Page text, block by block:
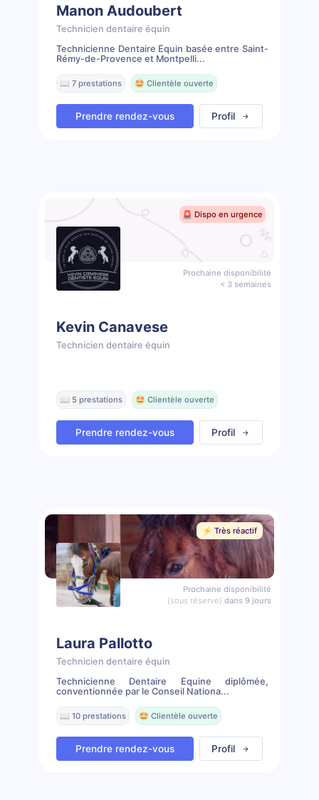
Manon Audoubert
Technicien dentaire équin
Technicienne Dentaire Équin basée entre Saint-
Rémy-de-Provence et Montpelli...
📖 7 prestations 🤩 Clientèle ouverte
Prendre rendez-vous Profil
🚨 Dispo en urgence
Prochaine disponibilité
< 3 semaines
Kevin Canavese
Technicien dentaire équin
📖 5 prestations 🤩 Clientèle ouverte
Prendre rendez-vous Profil
⚡️ Très réactif
Prochaine disponibilité
(sous réserve) dans 9 jours
Laura Pallotto
Technicien dentaire équin
Technicienne Dentaire Équine diplômée,
conventionnée par le Conseil Nationa...
📖 10 prestations 🤩 Clientèle ouverte
Prendre rendez-vous Profil